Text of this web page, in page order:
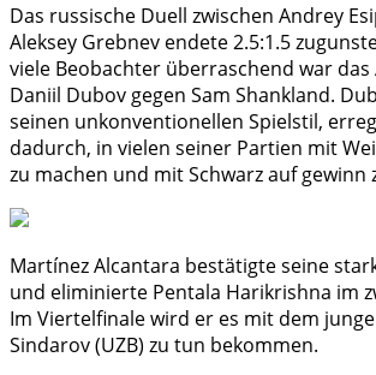
Das russische Duell zwischen Andrey
Aleksey Grebnev endete 2.5:1.5
viele Beobachter überraschend war das
Daniil Dubov gegen Sam Shankland.
seinen unkonventionellen Spielstil,
dadurch, in vielen seiner Partien mit
zu machen und mit Schwarz auf gewinn
Martínez Alcantara bestätigte seine
und eliminierte Pentala Harikrishna im
Im Viertelfinale wird er es mit dem
Sindarov (UZB) zu tun bekommen.